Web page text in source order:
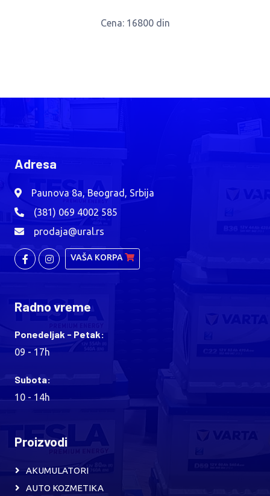
Cena: 16800 din
Adresa
Paunova 8a, Beograd, Srbija
(381) 069 4002 585
prodaja@ural.rs
VAŠA KORPA
Radno vreme
Ponedeljak - Petak:
09 - 17h
Subota:
10 - 14h
Proizvodi
AKUMULATORI
AUTO KOZMETIKA